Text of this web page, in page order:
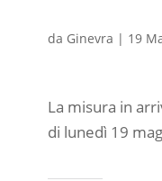
da Ginevra | 19
La misura in
di lunedì 19